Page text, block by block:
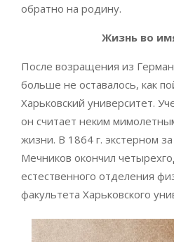
обратно на родину.
Жизнь во
После возращения из
больше не оставалось, как
Харьковский университет.
он считает неким
жизни. В 1864 г. экстерном
Мечников окончил
естественного отделения
факультета Харьковского